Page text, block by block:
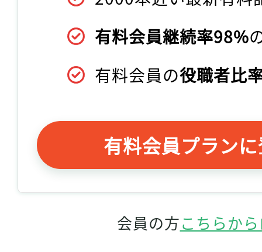
有料会員継続率98%
有料会員の役職者比
有料会員プラン
会員の方こちらか